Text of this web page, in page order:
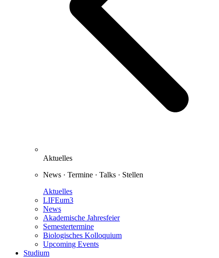
Aktuelles
News · Termine · Talks · Stellen
Aktuelles
LIFEum3
News
Akademische Jahresfeier
Semestertermine
Biologisches Kolloquium
Upcoming Events
Studium